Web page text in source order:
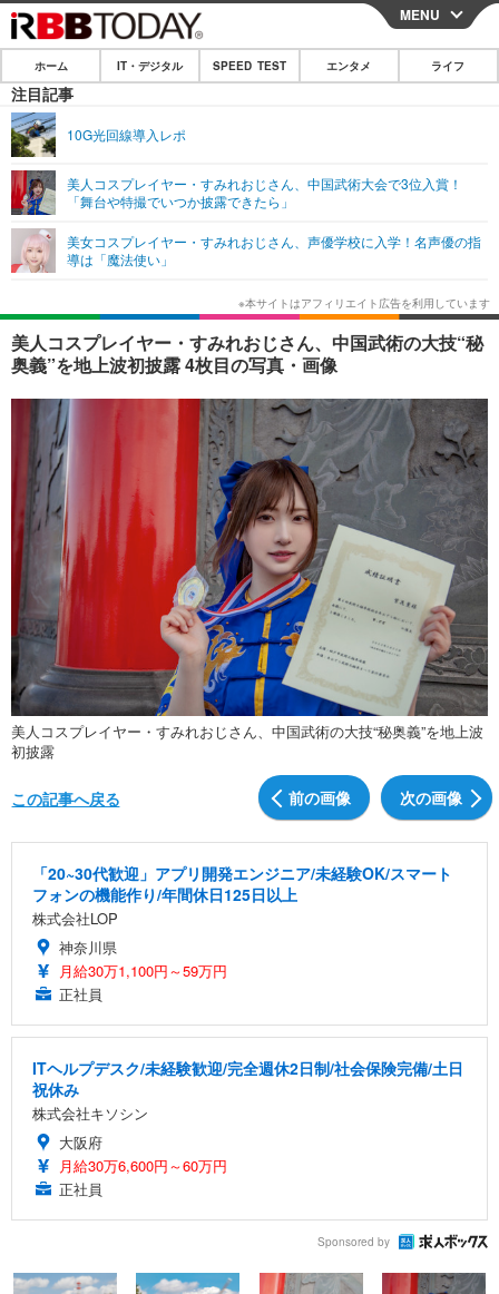
CLOSE
ホーム
IT・デジタル
ネタ
ショッピング その他
SPEED TEST
エンタメ
エンタメTOP
韓国・芸能
音楽 スポーツ
ショッピング その他
ライフ
ライフTOP グルメ
ペット ショッピング
その他
リリース一覧
プッシュ通知の停止方法
MENU
ホーム IT・デジタル SPEED TEST エンタメ ライフ
注目記事
10G光回線導入レポ
美人コスプレイヤー・すみれおじさん、中国武術大会で3位入賞！
「舞台や特撮でいつか披露できたら」
美女コスプレイヤー・すみれおじさん、声優学校に入学！名声優の指
導は「魔法使い」
美人コスプレイヤー・すみれおじさん、中国武術の大技“秘
奥義”を地上波初披露 4枚目の写真・画像
美人コスプレイヤー・すみれおじさん、中国武術の大技“秘奥義”を地上波
初披露
前の画像 次の画像
この記事へ戻る
「20~30代歓迎」アプリ開発エンジニア/未経験OK/スマート
フォンの機能作り/年間休日125日以上
株式会社LOP
神奈川県
月給30万1,100円～59万円
正社員
ITヘルプデスク/未経験歓迎/完全週休2日制/社会保険完備/土日
祝休み
株式会社キソシン
大阪府
月給30万6,600円～60万円
正社員
Sponsored by